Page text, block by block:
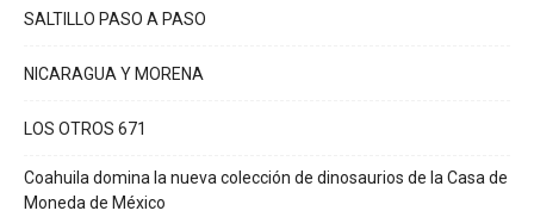
SALTILLO PASO A PASO
NICARAGUA Y MORENA
LOS OTROS 671
Coahuila domina la nueva colección de dinosaurios de la Casa de
Moneda de México